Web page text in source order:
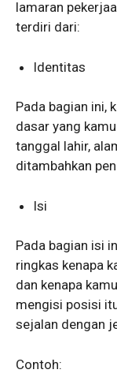
lamaran
terdiri dari:
Identitas
Pada bagian ini,
dasar yang
tanggal lahir,
ditambahkan
Isi
Pada bagian isi
ringkas kenapa
dan kenapa
mengisi posisi
sejalan dengan
Contoh: